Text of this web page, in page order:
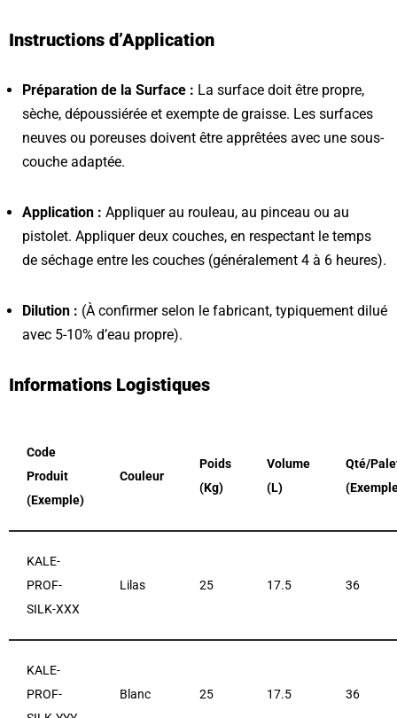
Instructions d’Application
Préparation de la Surface : La surface doit être propre,
sèche, dépoussiérée et exempte de graisse. Les surfaces
neuves ou poreuses doivent être apprêtées avec une sous-
couche adaptée.
Application : Appliquer au rouleau, au pinceau ou au
pistolet. Appliquer deux couches, en respectant le temps
de séchage entre les couches (généralement 4 à 6 heures).
Dilution : (À confirmer selon le fabricant, typiquement dilué
avec 5-10% d’eau propre).
Informations Logistiques
Code
Produit
(Exemple)
Couleur
Poids
(Kg)
Volume
(L)
Qté/
KALE-
PROF-
SILK-XXX
Lilas 25 17.5 36
KALE-
PROF-
Blanc 25 17.5 36